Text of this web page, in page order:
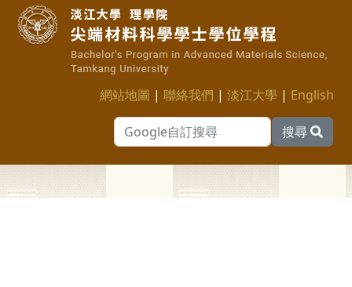
網站地圖 |聯絡我們 |淡江大學 | English
搜尋